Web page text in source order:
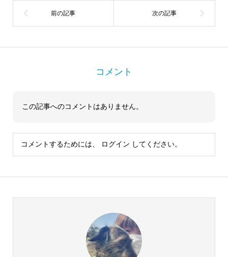
コメント
この記事へのコメントはありません。
コメントするためには、 ログイン してください。